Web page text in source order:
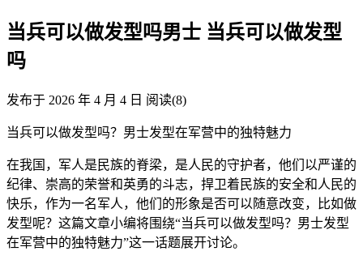
当兵可以做发型吗男士 当兵可以做发型
吗
发布于 2026 年 4 月 4 日 阅读(8)
当兵可以做发型吗？男士发型在军营中的独特魅力
在我国，军人是民族的脊梁，是人民的守护者，他们以严谨的
纪律、崇高的荣誉和英勇的斗志，捍卫着民族的安全和人民的
快乐，作为一名军人，他们的形象是否可以随意改变，比如做
发型呢？这篇文章小编将围绕“当兵可以做发型吗？男士发型
在军营中的独特魅力”这一话题展开讨论。